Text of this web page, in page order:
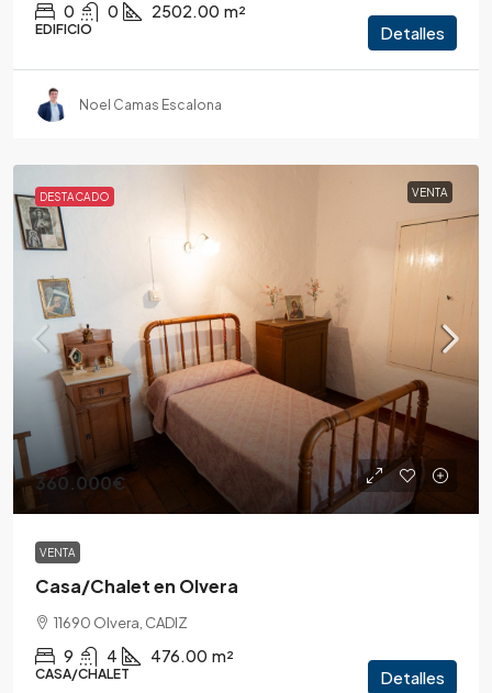
0 0 2502.00 m²
EDIFICIO Detalles
Noel Camas Escalona
DESTACADO VENTA
360.000€
VENTA
Casa/Chalet en Olvera
11690 Olvera, CADIZ
9 4 476.00 m²
CASA/CHALET Detalles